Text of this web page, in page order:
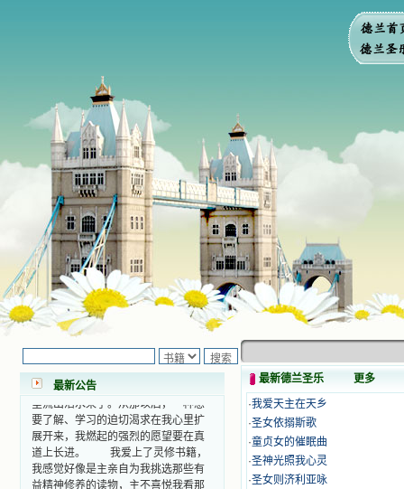
最新公告
小德兰爱心书屋最新公告 有一天，我
做了一个奇怪的梦，至今让我难忘。
梦中，我看到一本打开的用石头做的
书，我用舌头去舔它，觉得有一种甜
味，我就更用力去舔，最后从这本书
里流出活水来了。从那以后，一种想
要了解、学习的迫切渴求在我心里扩
展开来，我燃起的强烈的愿望要在真
道上长进。 我爱上了灵修书籍，
我感觉好像是主亲自为我挑选那些有
益精神修养的读物，主不喜悦我看那
最新德兰圣乐
更多
·我爱天主在天乡
·圣女依搦斯歌
·童贞女的催眠曲
·圣神光照我心灵
·圣女则济利亚咏